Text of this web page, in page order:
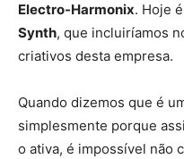
Electro-Harmonix. Hoje
Synth, que incluiríamos
criativos desta empresa.
Quando dizemos que é
simplesmente porque
o ativa, é impossível não